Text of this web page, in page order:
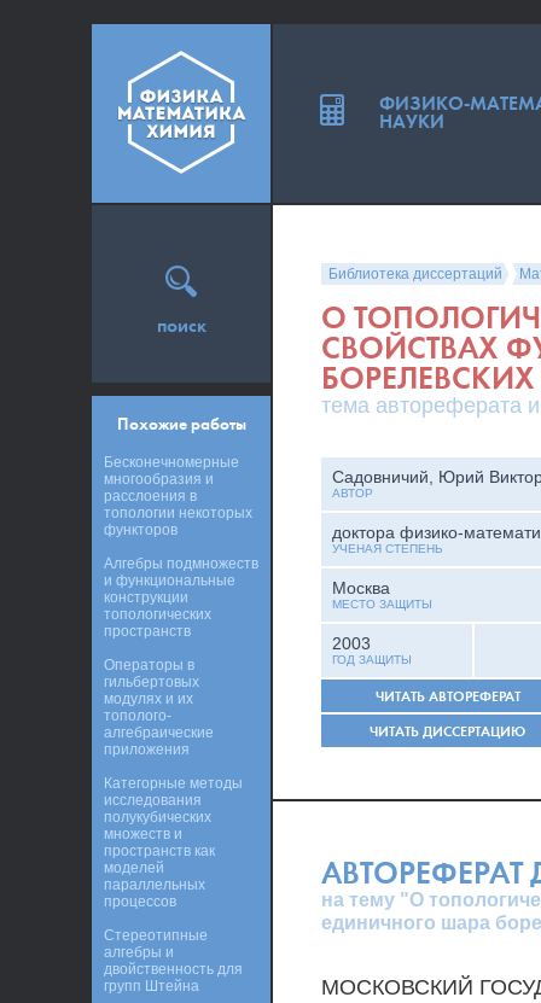
Библиотека диссертаций
О
СВОЙСТВАХ
тема автореферата
Садовничий, Юрий
АВТОР
доктора физико-
УЧЕНАЯ СТЕПЕНЬ
Москва
МЕСТО ЗАЩИТЫ
2003
ГОД ЗАЩИТЫ
ЧИТАТЬ АВТОРЕФЕРАТ
ЧИТАТЬ ДИССЕРТАЦИЮ
АВТОРЕФЕРАТ
на тему "О
единичного шара
МОСКОВСКИЙ
поиск
Похожие работы
Бесконечномерные
многообразия и
расслоения в
топологии некоторых
функторов
Алгебры подмножеств
и функциональные
конструкции
топологических
пространств
Операторы в
гильбертовых
модулях и их
тополого-
алгебраические
приложения
Категорные методы
исследования
полукубических
множеств и
пространств как
моделей
параллельных
процессов
Стереотипные
алгебры и
двойственность для
групп Штейна
ФИЗИКО-
НАУКИ